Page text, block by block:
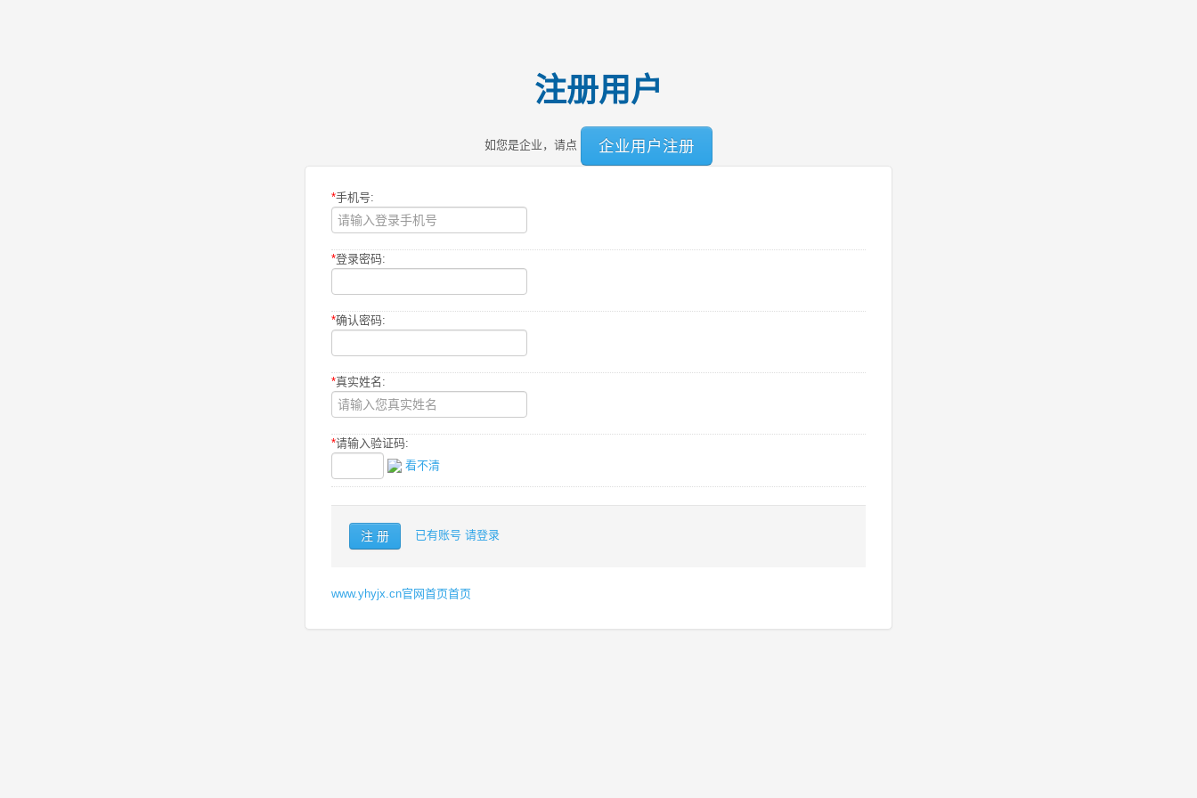
注册用户
如您是企业，请点 企业用户注册
*手机号:
*登录密码:
*确认密码:
*真实姓名:
*请输入验证码:
看不清
已有账号 请登录
www.yhyjx.cn官网首页首页